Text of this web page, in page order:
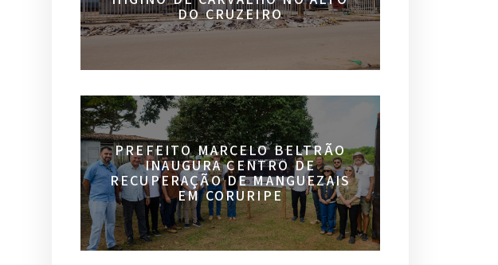
DO CRUZEIRO
PREFEITO MARCELO BELTRÃO
INAUGURA CENTRO DE
RECUPERAÇÃO DE MANGUEZAIS
EM CORURIPE